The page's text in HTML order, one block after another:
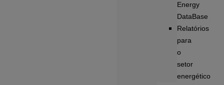
Energy
DataBase
Relatórios
para
o
setor
energético